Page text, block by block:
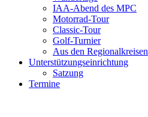
IAA-Abend des MPC
Motorrad-Tour
Classic-Tour
Golf-Turnier
Aus den Regionalkreisen
Unterstützungseinrichtung
Satzung
Termine